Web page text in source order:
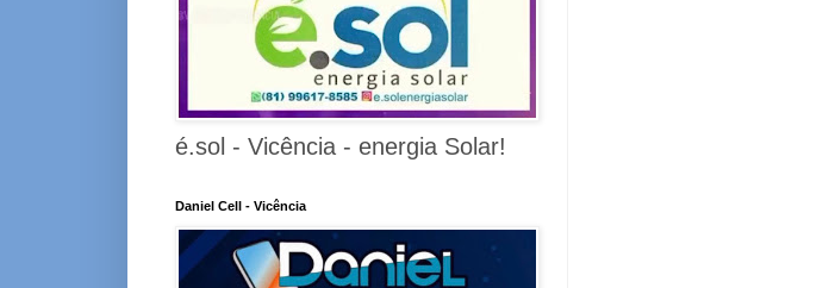
é.sol - Vicência - energia Solar!
Daniel Cell - Vicência